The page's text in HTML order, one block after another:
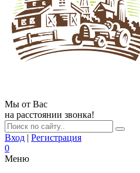
Мы от Вас
на расстоянии звонка!
Вход | Регистрация
0
Меню